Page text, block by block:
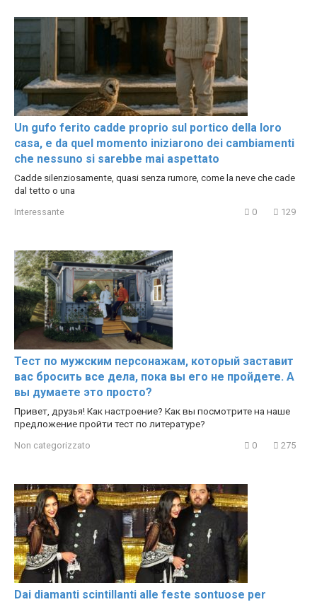
Un gufo ferito cadde proprio sul portico della loro
casa, e da quel momento iniziarono dei cambiamenti
che nessuno si sarebbe mai aspettato
Cadde silenziosamente, quasi senza rumore, come la neve che cade
dal tetto o una
Interessante 0 129
Тест по мужским персонажам, который заставит
вас бросить все дела, пока вы его не пройдете. А
вы думаете это просто?
Привет, друзья! Как настроение? Как вы посмотрите на наше
предложение пройти тест по литературе?
Non categorizzato 0 275
Dai diamanti scintillanti alle feste sontuose per